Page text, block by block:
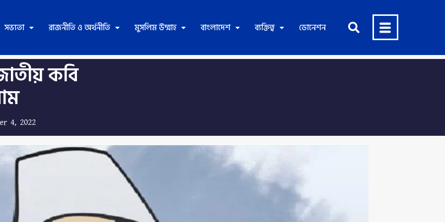
সভ্যতা রাজনীতি ও অর্থনীতি মুসলিম উম্মাহ বাংলাদেশ ব্যক্তিত্ব ডোনেশন
কবি
4, 2022